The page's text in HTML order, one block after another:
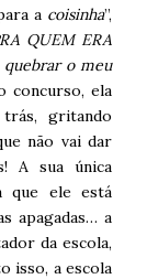
a coisinha”,
QUEM ERA
quebrar o meu
concurso, ela
gritando
não vai dar
A sua única
que ele está
apagadas… a
da escola,
isso, a escola